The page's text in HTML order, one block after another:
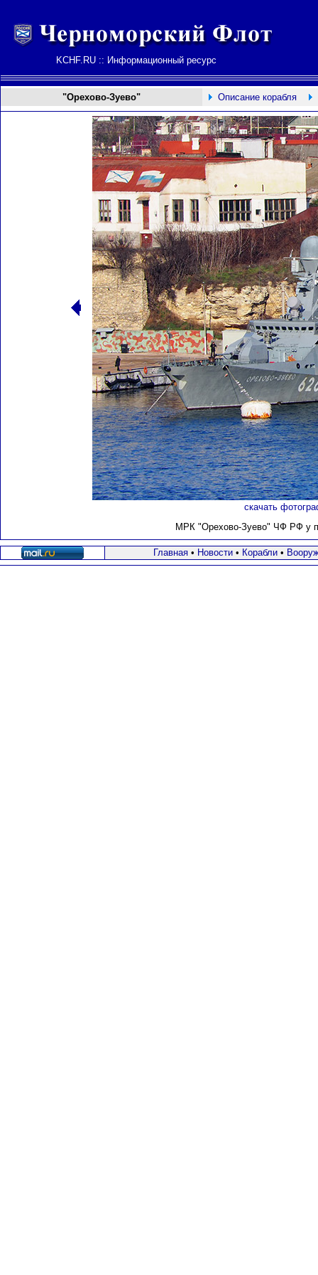
KCHF.RU :: Информационный ресурс
"Орехово-Зуево" Описание корабля
скачать
МРК "Орехово-Зуево" ЧФ РФ у
Главная• Новости• Корабли•